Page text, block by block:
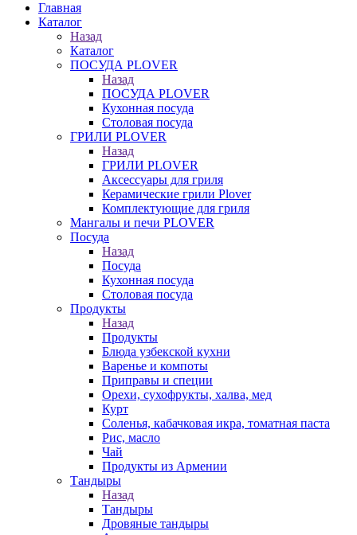
Главная
Каталог
Назад
Каталог
ПОСУДА PLOVER
Назад
ПОСУДА PLOVER
Кухонная посуда
Столовая посуда
ГРИЛИ PLOVER
Назад
ГРИЛИ PLOVER
Аксессуары для гриля
Керамические грили Plover
Комплектующие для гриля
Мангалы и печи PLOVER
Посуда
Назад
Посуда
Кухонная посуда
Столовая посуда
Продукты
Назад
Продукты
Блюда узбекской кухни
Варенье и компоты
Приправы и специи
Орехи, сухофрукты, халва, мед
Курт
Соленья, кабачковая икра, томатная паста
Рис, масло
Чай
Продукты из Армении
Тандыры
Назад
Тандыры
Дровяные тандыры